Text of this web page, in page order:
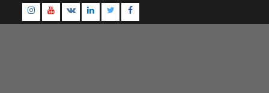
Facebook
Twitter
Linkedin
VK